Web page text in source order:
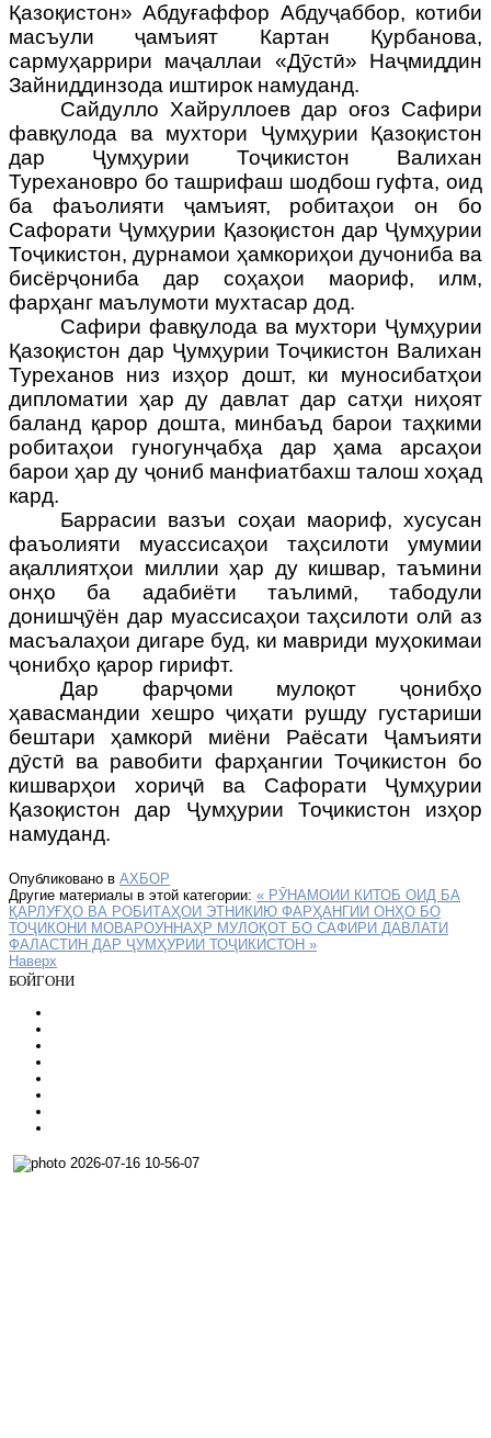
Қазоқистон» Абдуғаффор Абдуҷаббор, котиби
масъули ҷамъият Картан Қурбанова,
сармуҳаррири маҷаллаи «Дӯстӣ» Наҷмиддин
Зайниддинзода иштирок намуданд.
Сайдулло Хайруллоев дар оғоз Сафири
фавқулода ва мухтори Ҷумҳурии Қазоқистон
дар Ҷумҳурии Тоҷикистон Валихан
Турехановро бо ташрифаш шодбош гуфта, оид
ба фаъолияти ҷамъият, робитаҳои он бо
Сафорати Ҷумҳурии Қазоқистон дар Ҷумҳурии
Тоҷикистон,дурнамои ҳамкориҳои дучониба ва
бисёрҷониба дар соҳаҳои маориф, илм,
фарҳанг маълумоти мухтасар дод.
Сафири фавқулода ва мухтори Ҷумҳурии
Қазоқистон дар Ҷумҳурии Тоҷикистон Валихан
Туреханов низ изҳор дошт, ки муносибатҳои
дипломатии ҳар ду давлат дар сатҳи ниҳоят
баланд қарор дошта, минбаъд барои таҳкими
робитаҳои гуногунҷабҳа дар ҳама арсаҳои
барои ҳар ду ҷониб манфиатбахш талош хоҳад
кард.
Баррасии вазъи соҳаи маориф, хусусан
фаъолияти муассисаҳои таҳсилоти умумии
ақаллиятҳои миллии ҳар ду кишвар, таъмини
онҳо ба адабиёти таълимӣ, табодули
донишҷӯён дар муассисаҳои таҳсилоти олӣ аз
масъалаҳои дигаре буд, ки мавриди муҳокимаи
ҷонибҳо қарор гирифт.
Дар фарҷоми мулоқот ҷонибҳо
ҳавасмандии хешро ҷиҳати рушду густариши
бештари ҳамкорӣ миёни Раёсати Ҷамъияти
дӯстӣ ва равобити фарҳангии Тоҷикистон бо
кишварҳои хориҷӣ ва Сафорати Ҷумҳурии
Қазоқистон дар Ҷумҳурии Тоҷикистон изҳор
намуданд.
Опубликовано в АХБОР
Другие материалы в этой категории: « РӮНАМОИИ КИТОБ ОИД БА
ҚАРЛУҒҲО ВА РОБИТАҲОИ ЭТНИКИЮ ФАРҲАНГИИ ОНҲО БО
ТОҶИКОНИ МОВАРОУННАҲР МУЛОҚОТ БО САФИРИ ДАВЛАТИ
ФАЛАСТИН ДАР ҶУМҲУРИИ ТОҶИКИСТОН »
Наверх
БОЙГОНИ